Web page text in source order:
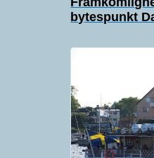
bytespunkt